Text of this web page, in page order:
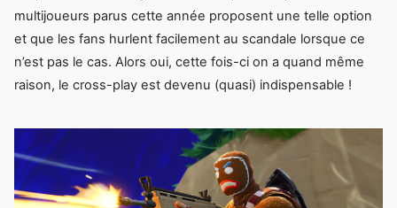
multijoueurs parus cette année proposent une telle option
et que les fans hurlent facilement au scandale lorsque ce
n’est pas le cas. Alors oui, cette fois-ci on a quand même
raison, le cross-play est devenu (quasi) indispensable !